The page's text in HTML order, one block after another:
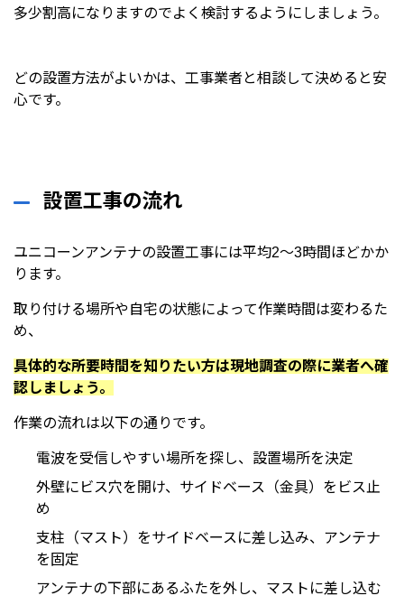
多少割高になりますのでよく検討するようにしましょう。
どの設置方法がよいかは、工事業者と相談して決めると安
心です。
設置工事の流れ
ユニコーンアンテナの設置工事には平均2〜3時間ほどかか
ります。
取り付ける場所や自宅の状態によって作業時間は変わるた
め、
具体的な所要時間を知りたい方は現地調査の際に業者へ確
認しましょう。
作業の流れは以下の通りです。
電波を受信しやすい場所を探し、設置場所を決定
外壁にビス穴を開け、サイドベース（金具）をビス止
め
支柱（マスト）をサイドベースに差し込み、アンテナ
を固定
アンテナの下部にあるふたを外し、マストに差し込む